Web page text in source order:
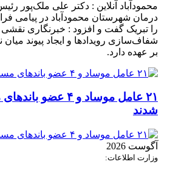
محمودآباد آنلاین : دکتر علی ملک‌پور
درمان شهرستان محمودآباد در پیامی
را تبریک گفت و افزود : خبرنگاری نقشی
شفاف‌سازی رویدادها و ایجاد پیوند میان
بر عهده دارد.
۲۱ عامل موساد و ۴
شدند
آگوست 2026
وزارت اطلاعات: